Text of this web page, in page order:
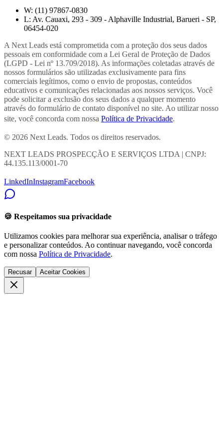
W: (11) 97867-0830
L: Av. Cauaxi, 293 - 309 - Alphaville Industrial, Barueri - SP,
06454-020
A Next Leads está comprometida com a proteção dos seus dados
pessoais em conformidade com a Lei Geral de Proteção de Dados
(LGPD - Lei nº 13.709/2018). As informações coletadas através de
nossos formulários são utilizadas exclusivamente para fins
comerciais legítimos, como o envio de propostas, conteúdos
educativos e comunicações relacionadas aos nossos serviços. Você
pode solicitar a exclusão dos seus dados a qualquer momento
através do formulário de contato disponível no site. Ao utilizar nosso
site, você concorda com nossa Política de Privacidade.
© 2026 Next Leads. Todos os direitos reservados.
NEXT LEADS PROSPECÇÃO E SERVIÇOS LTDA | CNPJ:
44.135.113/0001-70
LinkedInInstagramFacebook
🍪 Respeitamos sua privacidade
Utilizamos cookies para melhorar sua experiência, analisar o tráfego
e personalizar conteúdos. Ao continuar navegando, você concorda
com nossa Política de Privacidade.
Recusar Aceitar Cookies